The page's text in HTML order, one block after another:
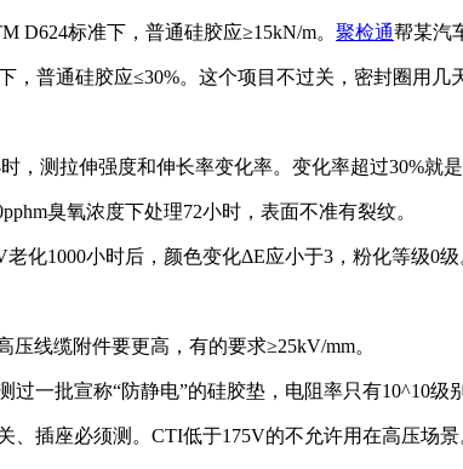
D624标准下，普通硅胶应≥15kN/m。 聚检通帮某汽
普通硅胶应≤30%。这个项目不过关，密封圈用几
，测拉伸强度和伸长率变化率。变化率超过30%就是
臭氧浓度下处理72小时，表面不准有裂纹。
化1000小时后，颜色变化ΔE应小于3，粉化等级0级
线缆附件要更高，有的要求≥25kV/mm。
过一批宣称“防静电”的硅胶垫，电阻率只有10^10级
插座必须测。CTI低于175V的不允许用在高压场景